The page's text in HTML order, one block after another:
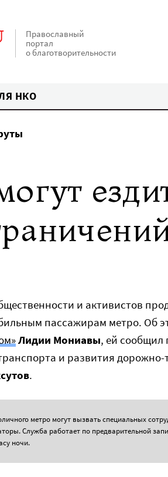
Православный
портал
о благотворительности
НКО
и активистов
пассажирам метро. Об
Лидии Мониавы, ей сообщил
и развития
.
метро могут вызвать специальных
Служба работает по предварительной
ночи.